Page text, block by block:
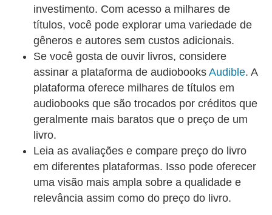
em mais de 50 insights inspiradores, este é um guia
indispensável para aqueles que querem mudar o
comportamento em relação aos outros de maneira
eficiente e ética. Elogios ao livro : "Se você já se viu
numa batalha para influenciar as crenças ou o
comportamento de alguém, ainda há esperança.
Persuasão & Influência oferece o melhor da ciência
e da prática dos experts em persuasão do mundo.
Qualquer um que se interesse em influenciar
pessoas deve ler este livro empolgante." - Adam
Grant, professor na Wharton School e autor do
best-seller Dar e receber. "Quer ser um negociador
ainda melhor? Ter reuniões mais produtivas? Fazer
as crianças comerem mais legumes? Persuasão &
investimento. Com acesso a milhares de
títulos, você pode explorar uma variedade de
gêneros e autores sem custos adicionais.
Se você gosta de ouvir livros, considere
assinar a plataforma de audiobooks Audible. A
plataforma oferece milhares de títulos em
audiobooks que são trocados por créditos que
geralmente mais baratos que o preço de um
livro.
Leia as avaliações e compare preço do livro
em diferentes plataformas. Isso pode oferecer
uma visão mais ampla sobre a qualidade e
relevância assim como do preço do livro.